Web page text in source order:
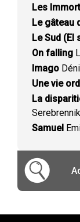
Les
Le gâteau
Le Sud (El
On falling
Imago
Une vie
La
Samuel